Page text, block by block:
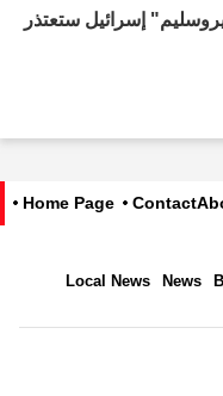
إسرائيل ستعتذر
Contact
Home Page
News
Local News